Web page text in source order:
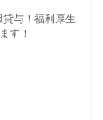
貸与！福利厚生
す！